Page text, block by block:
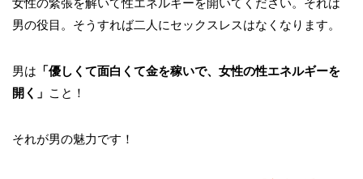
女性の緊張を解いて性エネルギーを開いてください。それは
男の役目。そうすれば二人にセックスレスはなくなります。
男は 「優しくて面白くて金を稼いで、女性の性エネルギーを
開く」
こと！
それが男の魅力です！